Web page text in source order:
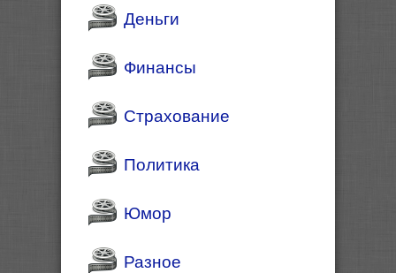
Деньги
Финансы
Страхование
Политика
Юмор
Разное